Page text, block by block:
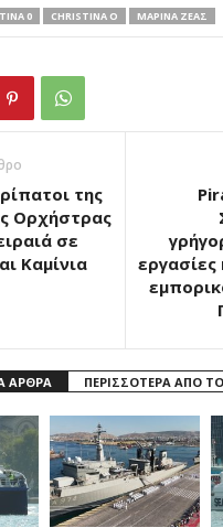
0 CHRISTINA O ΜΑΡΙΝΑ ΖΕΑΣ
της
Ορχήστρας
σε
Καμίνια
ΑΡΘΡΑ ΠΕΡΙΣΣΟΤΕΡΑ ΑΠΟ